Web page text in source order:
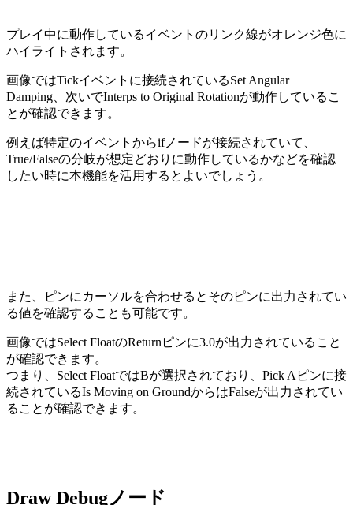
プレイ中に動作しているイベントのリンク線がオレンジ色に
ハイライトされます。
画像ではTickイベントに接続されているSet Angular
Damping、次いでInterps to Original Rotationが動作しているこ
とが確認できます。
例えば特定のイベントからifノードが接続されていて、
True/Falseの分岐が想定どおりに動作しているかなどを確認
したい時に本機能を活用するとよいでしょう。
また、ピンにカーソルを合わせるとそのピンに出力されてい
る値を確認することも可能です。
画像ではSelect FloatのReturnピンに3.0が出力されていること
が確認できます。
つまり、Select FloatではBが選択されており、Pick Aピンに接
続されているIs Moving on GroundからはFalseが出力されてい
ることが確認できます。
Draw Debugノード